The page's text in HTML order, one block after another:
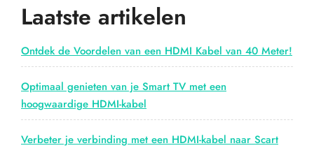
adapter!”
Laatste artikelen
Ontdek de Voordelen van een HDMI Kabel van 40 Meter!
Optimaal genieten van je Smart TV met een
hoogwaardige HDMI-kabel
Verbeter je verbinding met een HDMI-kabel naar Scart